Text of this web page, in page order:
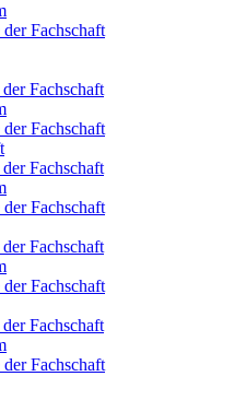
Fachschaft
Fachschaft
Fachschaft
Fachschaft
Fachschaft
Fachschaft
Fachschaft
Fachschaft
Fachschaft